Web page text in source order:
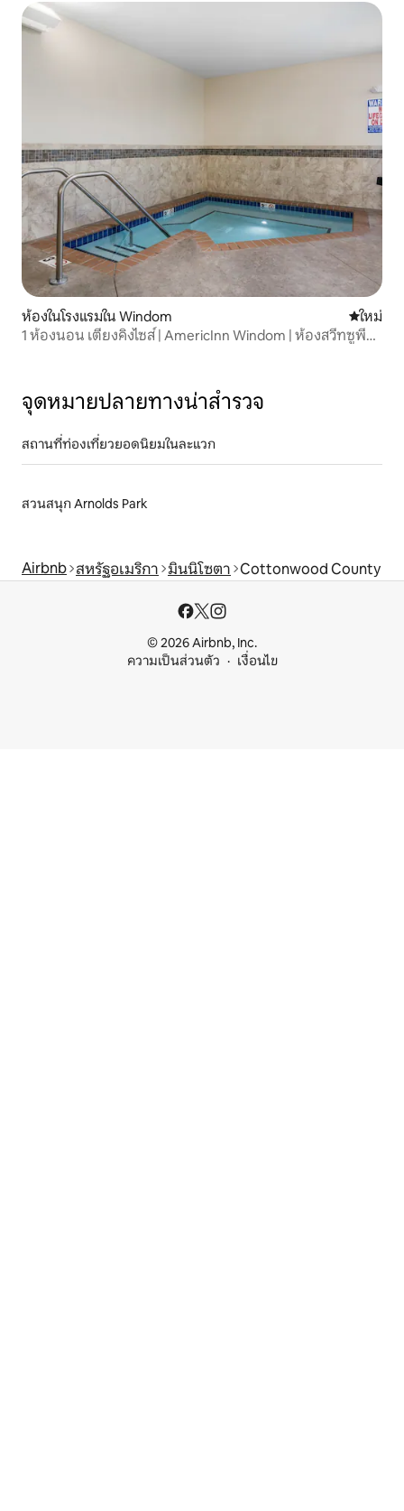
ห้องในโรงแรมใน Windom ที่พักใหม่
ใหม่
1 ห้องนอน เตียงคิงไซส์ | AmericInn Windom | ห้องสวีทซูพี
จุดหมายปลายทางน่าสำรวจ
สถานที่ท่องเที่ยวยอดนิยมในละแวก
สวนสนุก Arnolds Park
Airbnb สหรัฐอเมริกา มินนิโซตา Cottonwood County
© 2026 Airbnb, Inc.
ความเป็นส่วนตัว
เงื่อนไข